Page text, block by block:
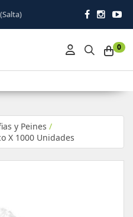
0
y Peines /
X 1000 Unidades